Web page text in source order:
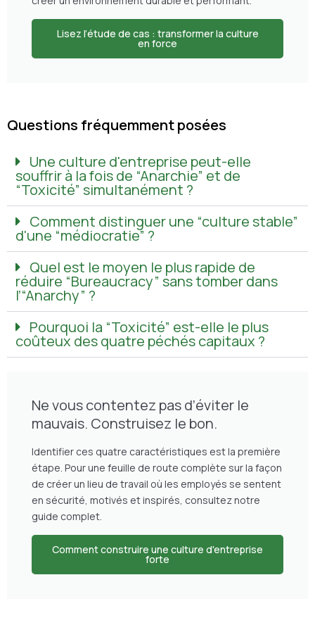
Lisez l’étude de cas : transformer la culture
en force
Questions fréquemment posées
Une culture d'entreprise peut-elle
souffrir à la fois de “Anarchie” et de
“Toxicité” simultanément ?
Comment distinguer une “culture stable”
d'une “médiocratie” ?
Quel est le moyen le plus rapide de
réduire “Bureaucracy” sans tomber dans
l’“Anarchy” ?
Pourquoi la “Toxicité” est-elle le plus
coûteux des quatre péchés capitaux ?
Ne vous contentez pas d’éviter le
mauvais. Construisez le bon.
Identifier ces quatre caractéristiques est la première
étape. Pour une feuille de route complète sur la façon
de créer un lieu de travail où les employés se sentent
en sécurité, motivés et inspirés, consultez notre
guide complet.
Comment construire une culture d'entreprise
forte